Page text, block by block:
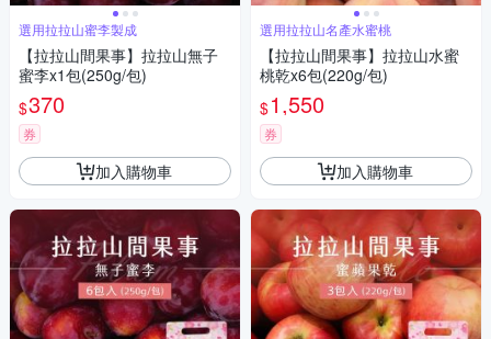
選用拉拉山蜜李製成
【拉拉山間果事】拉拉山無子
蜜李x1包(250g/包)
$370
券
加入購物車
選用拉拉山名產水蜜桃
【拉拉山間果事】拉拉山水蜜
桃乾x6包(220g/包)
$1,550
券
加入購物車